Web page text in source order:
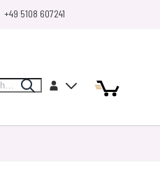
+49 5108 607241
SearchKonto MeinArtikel
Artikel